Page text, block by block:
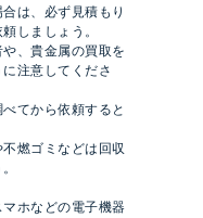
は、必ず見積もり
しましょう。
、貴金属の買取を
注意してくださ
てから依頼すると
燃ゴミなどは回収
ホなどの電子機器